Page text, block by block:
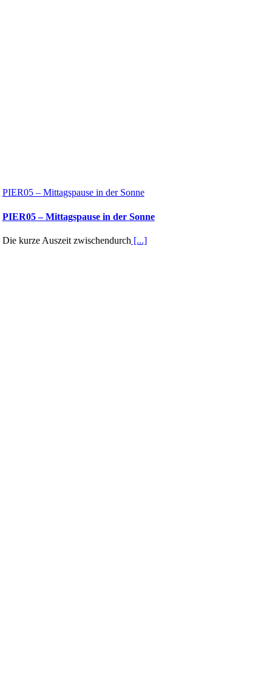
PIER05 – Mittagspause in der Sonne
PIER05 – Mittagspause in der Sonne
Die kurze Auszeit zwischendurch [...]